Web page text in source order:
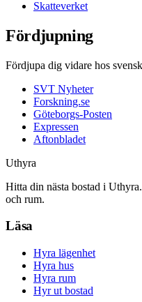
Skatteverket
Fördjupning
Fördjupa dig vidare hos
SVT Nyheter
Forskning.se
Göteborgs-Posten
Expressen
Aftonbladet
Uthyra
Hitta din nästa bostad i
och rum.
Läsa
Hyra lägenhet
Hyra hus
Hyra rum
Hyr ut bostad